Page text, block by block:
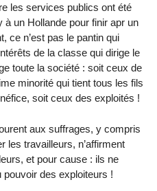
les services publics ont été
à un Hollande pour finir apr un
ce n’est pas le pantin qui
de la classe qui dirige le
toute la société : soit ceux de
minorité qui tient tous les fils
soit ceux des exploités !
aux suffrages, y compris
les travailleurs, n’affirment
et pour cause : ils ne
des exploiteurs !